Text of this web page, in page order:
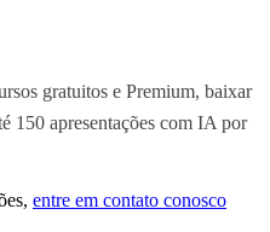
gratuitos e Premium, baixar
150 apresentações com IA por
entre em contato conosco